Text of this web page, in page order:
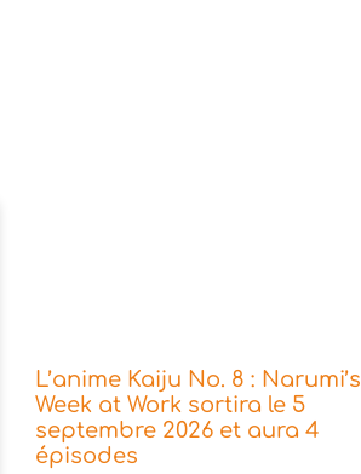
L’anime Kaiju No. 8 : Narumi’s
Week at Work sortira le 5
septembre 2026 et aura 4
épisodes